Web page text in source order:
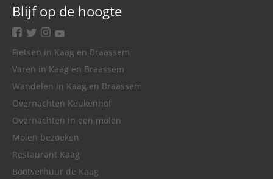
Blijf op de hoogte
facebook
twitterinstagram
youtube
Fietsen in Kaag en Braassem
Varen in Kaag en Braassem
Wandelen in Kaag en Braassem
Overnachten Keukenhof
Overnachten in een molen
Molen bezoeken
Restaurant Kaag
Bootverhuur de Kaag